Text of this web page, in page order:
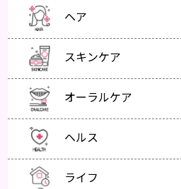
ヘア
スキンケア
オーラルケア
ヘルス
ライフ